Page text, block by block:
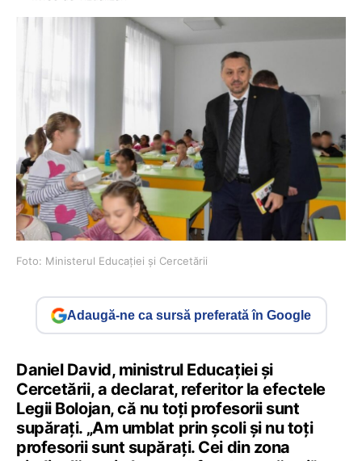
Foto: Ministerul Educației și Cercetării
Adaugă-ne ca sursă preferată în Google
Daniel David, ministrul Educației și
Cercetării, a declarat, referitor la efectele
Legii Bolojan, că nu toți profesorii sunt
supărați. „Am umblat prin școli și nu toți
profesorii sunt supărați. Cei din zona